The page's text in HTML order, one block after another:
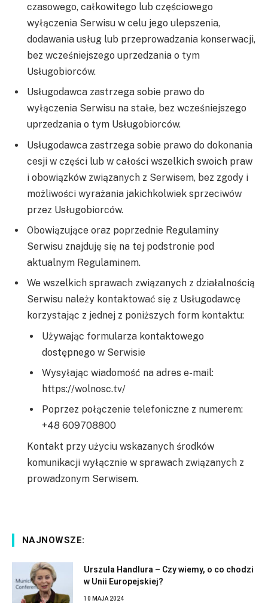
czasowego, całkowitego lub częściowego
wyłączenia Serwisu w celu jego ulepszenia,
dodawania usług lub przeprowadzania konserwacji,
bez wcześniejszego uprzedzania o tym
Usługobiorców.
Usługodawca zastrzega sobie prawo do
wyłączenia Serwisu na stałe, bez wcześniejszego
uprzedzania o tym Usługobiorców.
Usługodawca zastrzega sobie prawo do dokonania
cesji w części lub w całości wszelkich swoich praw
i obowiązków związanych z Serwisem, bez zgody i
możliwości wyrażania jakichkolwiek sprzeciwów
przez Usługobiorców.
Obowiązujące oraz poprzednie Regulaminy
Serwisu znajduję się na tej podstronie pod
aktualnym Regulaminem.
We wszelkich sprawach związanych z działalnością
Serwisu należy kontaktować się z Usługodawcę
korzystając z jednej z poniższych form kontaktu:
Używając formularza kontaktowego
dostępnego w Serwisie
Wysyłając wiadomość na adres e-mail:
https://wolnosc.tv/
Poprzez połączenie telefoniczne z numerem:
+48 609708800
Kontakt przy użyciu wskazanych środków
komunikacji wyłącznie w sprawach związanych z
prowadzonym Serwisem.
NAJNOWSZE:
Urszula Handlura – Czy wiemy, o co chodzi
w Unii Europejskiej?
10 MAJA 2024